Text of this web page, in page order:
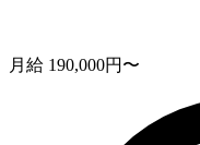
月給 190,000円〜